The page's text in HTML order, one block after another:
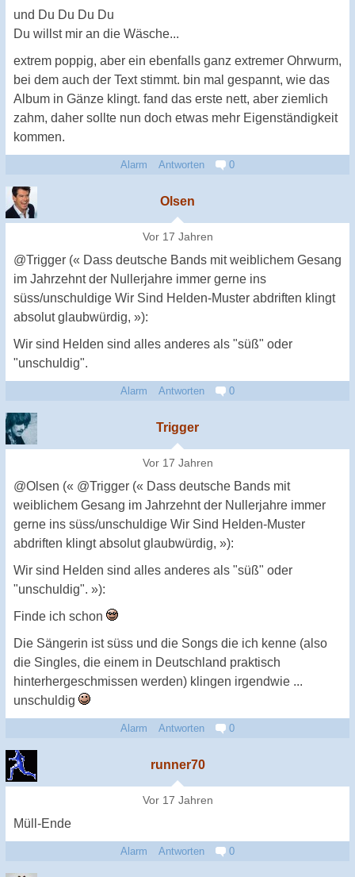
und Du Du Du Du
Du willst mir an die Wäsche...
extrem poppig, aber ein ebenfalls ganz extremer Ohrwurm,
bei dem auch der Text stimmt. bin mal gespannt, wie das
Album in Gänze klingt. fand das erste nett, aber ziemlich
zahm, daher sollte nun doch etwas mehr Eigenständigkeit
kommen.
Alarm Antworten 0
Olsen
Vor 17 Jahren
@Trigger (« Dass deutsche Bands mit weiblichem Gesang
im Jahrzehnt der Nullerjahre immer gerne ins
süss/unschuldige Wir Sind Helden-Muster abdriften klingt
absolut glaubwürdig, »):
Wir sind Helden sind alles anderes als "süß" oder
"unschuldig".
Alarm Antworten 0
Trigger
Vor 17 Jahren
@Olsen (« @Trigger (« Dass deutsche Bands mit
weiblichem Gesang im Jahrzehnt der Nullerjahre immer
gerne ins süss/unschuldige Wir Sind Helden-Muster
abdriften klingt absolut glaubwürdig, »):
Wir sind Helden sind alles anderes als "süß" oder
"unschuldig". »):
Finde ich schon
Die Sängerin ist süss und die Songs die ich kenne (also
die Singles, die einem in Deutschland praktisch
hinterhergeschmissen werden) klingen irgendwie ...
unschuldig
Alarm Antworten 0
runner70
Vor 17 Jahren
Müll-Ende
Alarm Antworten 0